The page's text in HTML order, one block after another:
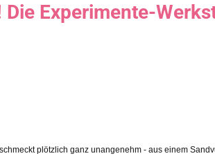
Experimente-
plötzlich ganz unangenehm - aus einem